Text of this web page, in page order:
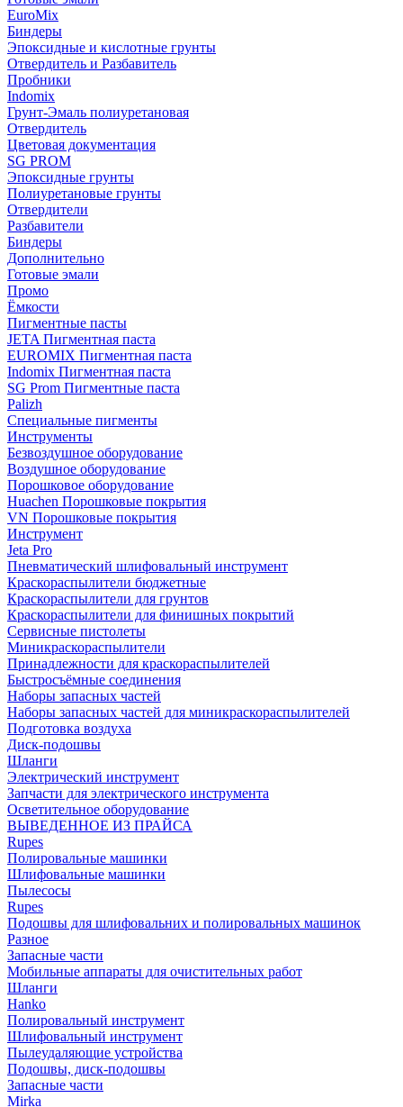
EuroMix
Биндеры
Эпоксидные и кислотные грунты
Отвердитель и Разбавитель
Пробники
Indomix
Грунт-Эмаль полиуретановая
Отвердитель
Цветовая документация
SG PROM
Эпоксидные грунты
Полиуретановые грунты
Отвердители
Разбавители
Биндеры
Дополнительно
Готовые эмали
Промо
Ёмкости
Пигментные пасты
JETA Пигментная паста
EUROMIX Пигментная паста
Indomix Пигментная паста
SG Prom Пигментные паста
Palizh
Специальные пигменты
Инструменты
Безвоздушное оборудование
Воздушное оборудование
Порошковое оборудование
Huachen Порошковые покрытия
VN Порошковые покрытия
Инструмент
Jeta Pro
Пневматический шлифовальный инструмент
Краскораспылители бюджетные
Краскораспылители для грунтов
Краскораспылители для финишных покрытий
Сервисные пистолеты
Миникраскораспылители
Принадлежности для краскораспылителей
Быстросъёмные соединения
Наборы запасных частей
Наборы запасных частей для миникраскораспылителей
Подготовка воздуха
Диск-подошвы
Шланги
Электрический инструмент
Запчасти для электрического инструмента
Осветительное оборудование
ВЫВЕДЕННОЕ ИЗ ПРАЙСА
Rupes
Полировальные машинки
Шлифовальные машинки
Пылесосы
Rupes
Подошвы для шлифовальних и полировальных машинок
Разное
Запасные части
Мобильные аппараты для очистительных работ
Шланги
Hanko
Полировальный инструмент
Шлифовальный инструмент
Пылеудаляющие устройства
Подошвы, диск-подошвы
Запасные части
Mirka